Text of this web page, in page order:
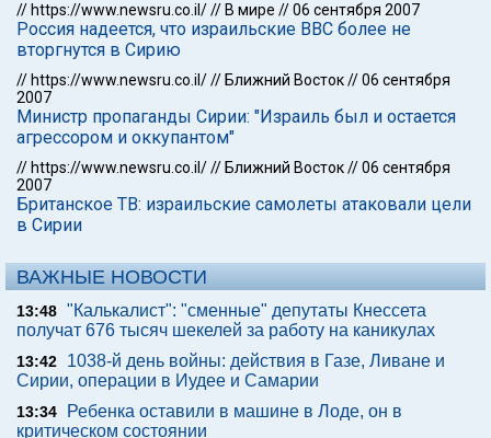
// https://www.newsru.co.il/// В мире //06 сентября 2007
Россия надеется, что израильские ВВС более не
вторгнутся в Сирию
// https://www.newsru.co.il/// Ближний Восток//06 сентября
2007
Министр пропаганды Сирии: "Израиль был и остается
агрессором и оккупантом"
// https://www.newsru.co.il/// Ближний Восток//06 сентября
2007
Британское ТВ: израильские самолеты атаковали цели
в Сирии
ВАЖНЫЕ НОВОСТИ
13:48 "Калькалист": "сменные" депутаты Кнессета
получат 676 тысяч шекелей за работу на каникулах
13:42
1038-й день войны: действия в Газе, Ливане и
Сирии, операции в Иудее и Самарии
13:34
Ребенка оставили в машине в Лоде, он в
критическом состоянии